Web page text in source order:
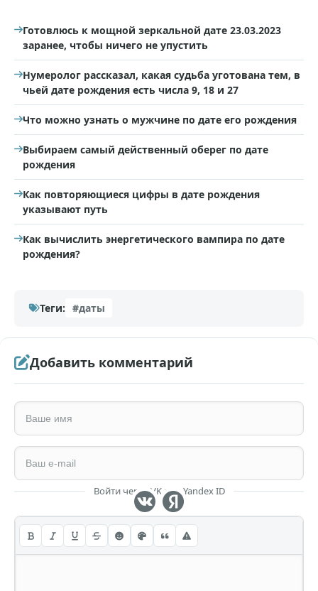
Готовлюсь к мощной зеркальной дате 23.03.2023
заранее, чтобы ничего не упустить
Нумеролог рассказал, какая судьба уготована тем, в
чьей дате рождения есть числа 9, 18 и 27
Что можно узнать о мужчине по дате его рождения
Выбираем самый действенный оберег по дате
рождения
Как повторяющиеся цифры в дате рождения
указывают путь
Как вычислить энергетического вампира по дате
рождения?
Теги: #даты
Добавить комментарий
Войти через VK или Yandex ID